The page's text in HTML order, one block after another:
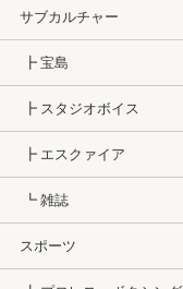
サブカルチャー
┣ 宝島
┣ スタジオボイス
┣ エスクァイア
┗ 雑誌
スポーツ